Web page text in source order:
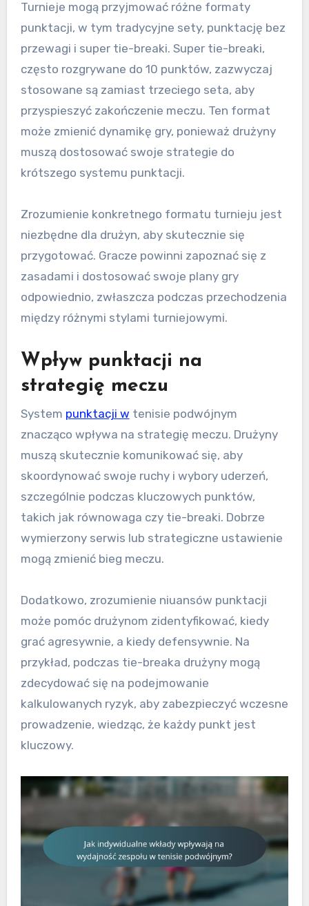
Turnieje mogą przyjmować różne formaty
punktacji, w tym tradycyjne sety, punktację bez
przewagi i super tie-breaki. Super tie-breaki,
często rozgrywane do 10 punktów, zazwyczaj
stosowane są zamiast trzeciego seta, aby
przyspieszyć zakończenie meczu. Ten format
może zmienić dynamikę gry, ponieważ drużyny
muszą dostosować swoje strategie do
krótszego systemu punktacji.
Zrozumienie konkretnego formatu turnieju jest
niezbędne dla drużyn, aby skutecznie się
przygotować. Gracze powinni zapoznać się z
zasadami i dostosować swoje plany gry
odpowiednio, zwłaszcza podczas przechodzenia
między różnymi stylami turniejowymi.
Wpływ punktacji na
strategię meczu
System punktacji w tenisie podwójnym
znacząco wpływa na strategię meczu. Drużyny
muszą skutecznie komunikować się, aby
skoordynować swoje ruchy i wybory uderzeń,
szczególnie podczas kluczowych punktów,
takich jak równowaga czy tie-breaki. Dobrze
wymierzony serwis lub strategiczne ustawienie
mogą zmienić bieg meczu.
Dodatkowo, zrozumienie niuansów punktacji
może pomóc drużynom zidentyfikować, kiedy
grać agresywnie, a kiedy defensywnie. Na
przykład, podczas tie-breaka drużyny mogą
zdecydować się na podejmowanie
kalkulowanych ryzyk, aby zabezpieczyć wczesne
prowadzenie, wiedząc, że każdy punkt jest
kluczowy.